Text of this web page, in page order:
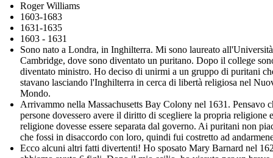
Roger Williams
1603-1683
1631-1635
1603 - 1631
Sono nato a Londra, in Inghilterra. Mi sono laureato
Cambridge, dove sono diventato un puritano. Dopo il college
diventato ministro. Ho deciso di unirmi a un gruppo di puritani
stavano lasciando l'Inghilterra in cerca di libertà religiosa nel
Mondo.
Arrivammo nella Massachusetts Bay Colony nel 1631. Pensavo
persone dovessero avere il diritto di scegliere la propria religione
religione dovesse essere separata dal governo. Ai puritani non
che fossi in disaccordo con loro, quindi fui costretto ad
Ecco alcuni altri fatti divertenti! Ho sposato Mary Barnard nel